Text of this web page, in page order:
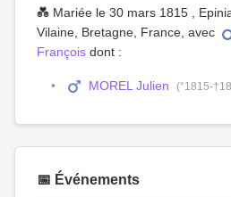
💑 Mariée le 30 mars 1815 ,
Vilaine, Bretagne, France, avec
François dont :
MOREL Julien (°1815-
📅 Événements